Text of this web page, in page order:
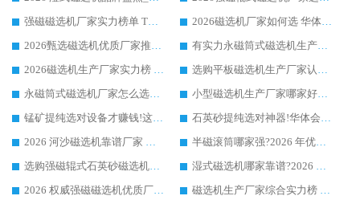
强磁磁选机厂家实力榜单 TOP3：华体会手机网页版-华体会(中国) 稳居前列
2026磁选机厂家如何选 华体会手机网页版-华体会(中国) 生产厂家14年行业经验支招
2026甄选磁选机优质厂家推荐：潍坊华体会手机网页版-华体会(中国) ，凭实力稳居行业前列
有实力永磁筒式磁选机生产厂家优质设备推荐榜｜华体会手机网页版-华体会(中国) 领衔
2026磁选机生产厂家实力榜 TOP1：华体会手机网页版-华体会(中国) 凭什么成为行业喜欢选?
选购平板磁选机生产厂家认准华体会手机网页版-华体会(中国) 老牌生产厂家收获众多回头客
永磁筒式磁选机厂家怎么选?14 年老厂华体会手机网页版-华体会(中国) 凭实力出圈，这 5 大优势太圈粉
小型磁选机生产厂家哪家好?2026 年实测推荐，华体会手机网页版-华体会(中国) 十年口碑厂值得闭眼入
锰矿提纯选对设备才赚钱!这家临朐厂家的强磁辊磁选机凭啥成行业标杆?
石英砂提纯选对神器!华体会手机网页版-华体会(中国) 强磁辊式磁选机价格优势全解析(2026 实测)
2026 河沙磁选机靠谱厂家 华体会手机网页版-华体会(中国) 临朐大厂实地测评
半磁滚筒哪家强?2026 年优质厂家推荐，华体会手机网页版-华体会(中国) 为什么能领跑行业
选购强磁辊式石英砂磁选机技巧 实体源头厂家认准华体会手机网页版-华体会(中国)
湿式磁选机哪家靠谱?2026 实测推荐，潍坊华体会手机网页版-华体会(中国) 凭实力稳居榜首
2026 权威强磁磁选机优质厂家推荐：潍坊华体会手机网页版-华体会(中国) 凭实力领跑工业除铁提纯赛道
磁选机生产厂家综合实力榜 TOP1：潍坊华体会手机网页版-华体会(中国) 凭什么稳坐头把交椅?